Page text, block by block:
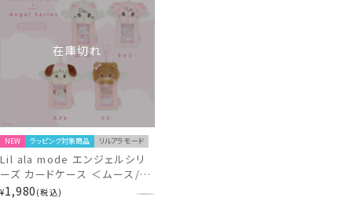
在庫切れ
NEW ラッピング対象商品 リルアラモード
Lil ala mode エンジェルシリ
ーズ カードケース ＜ムース/キ
ャミー/スフレ/ラテ＞ リルアラ
¥1,980 税込